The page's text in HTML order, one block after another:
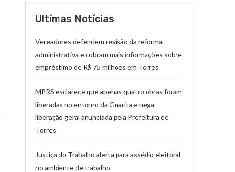
Ultímas Notícias
Vereadores defendem revisão da reforma
administrativa e cobram mais informações sobre
empréstimo de R$ 75 milhões em Torres
MPRS esclarece que apenas quatro obras foram
liberadas no entorno da Guarita e nega
liberação geral anunciada pela Prefeitura de
Torres
Justiça do Trabalho alerta para assédio eleitoral
no ambiente de trabalho